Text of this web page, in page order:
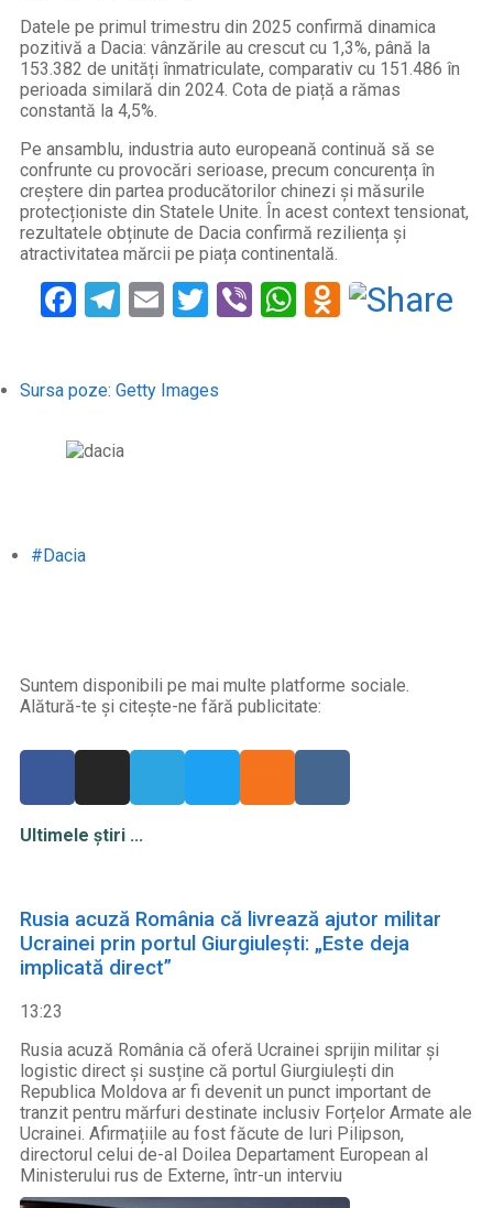
Datele pe primul trimestru din 2025 confirmă dinamica
pozitivă a Dacia: vânzările au crescut cu 1,3%, până la
153.382 de unități înmatriculate, comparativ cu 151.486 în
perioada similară din 2024. Cota de piață a rămas
constantă la 4,5%.
Pe ansamblu, industria auto europeană continuă să se
confrunte cu provocări serioase, precum concurența în
creștere din partea producătorilor chinezi și măsurile
protecționiste din Statele Unite. În acest context tensionat,
rezultatele obținute de Dacia confirmă reziliența și
atractivitatea mărcii pe piața continentală.
Facebook
Telegram
EmailTwitter
ViberWhatsApp
Sursa poze: Getty Images
#Dacia
Suntem disponibili pe mai multe platforme sociale.
Alătură-te și citește-ne fără publicitate:
Ultimele știri ...
Rusia acuză România că livrează ajutor militar
Ucrainei prin portul Giurgiulești: „Este deja
implicată direct”
13:23
Rusia acuză România că oferă Ucrainei sprijin militar și
logistic direct și susține că portul Giurgiulești din
Republica Moldova ar fi devenit un punct important de
tranzit pentru mărfuri destinate inclusiv Forțelor Armate ale
Ucrainei. Afirmațiile au fost făcute de Iuri Pilipson,
directorul celui de-al Doilea Departament European al
Ministerului rus de Externe, într-un interviu